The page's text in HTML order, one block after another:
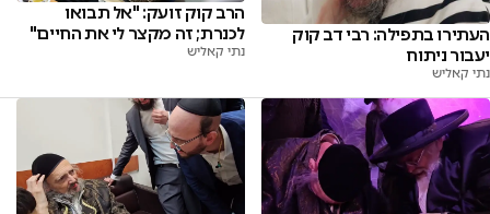
העתירו בתפילה: רבי דב קוק
יעבור ניתוח
נתי קאליש
הרב קוק זועק: "אל תבואו
לכנרת; זה מקצר לי את החיים"
נתי קאליש